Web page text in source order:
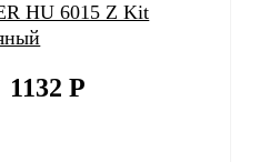
HU 6015 Z Kit
1132 Р